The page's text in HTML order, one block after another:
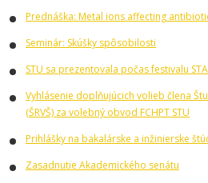
Prednáška: Metal ions affecting
Seminár: Skúšky spôsobilosti
STU sa prezentovala počas festivalu
Vyhlásenie doplňujúcich volieb člena
(ŠRVŠ) za volebný obvod FCHPT STU
Prihlášky na bakalárske a inžinierske
Zasadnutie Akademického senátu